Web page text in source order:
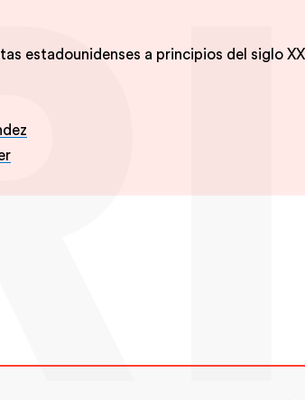
estadounidenses a principios del siglo XXI